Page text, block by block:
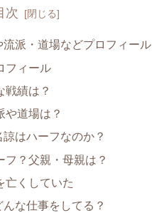
次
派・道場などプロフィール
フィール
戦績は？
や道場は？
はハーフなのか？
フ？父親・母親は？
亡くしていた
な仕事をしてる？